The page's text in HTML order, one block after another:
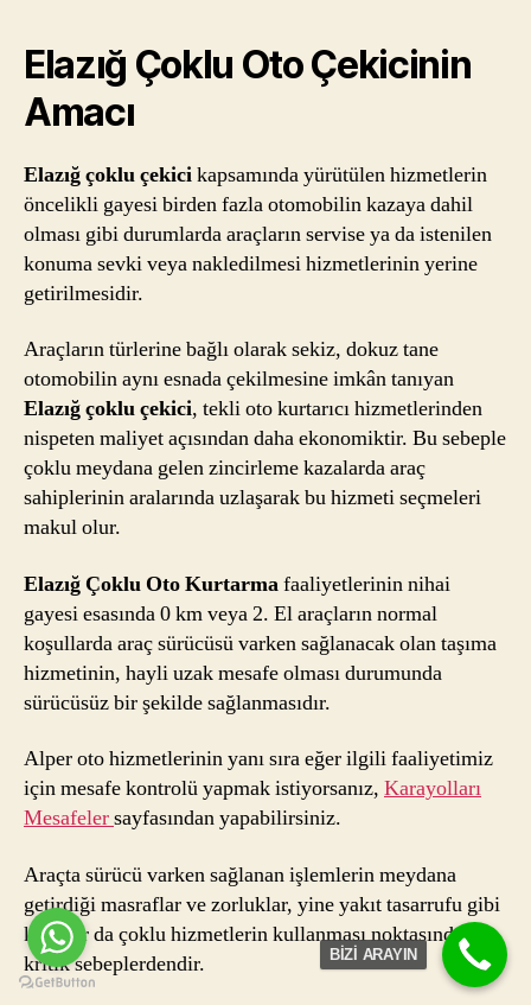
Elazığ Çoklu Oto Çekicinin
Amacı
Elazığ çoklu çekicikapsamında yürütülen hizmetlerin
öncelikli gayesi birden fazla otomobilin kazaya dahil
olması gibi durumlarda araçların servise ya da istenilen
konuma sevki veya nakledilmesi hizmetlerinin yerine
getirilmesidir.
Araçların türlerine bağlı olarak sekiz, dokuz tane
otomobilin aynı esnada çekilmesine imkân tanıyan
Elazığ çoklu çekici, tekli oto kurtarıcı hizmetlerinden
nispeten maliyet açısından daha ekonomiktir. Bu sebeple
çoklu meydana gelen zincirleme kazalarda araç
sahiplerinin aralarında uzlaşarak bu hizmeti seçmeleri
makul olur.
Elazığ Çoklu Oto Kurtarmafaaliyetlerinin nihai
gayesi esasında 0 km veya 2. El araçların normal
koşullarda araç sürücüsü varken sağlanacak olan taşıma
hizmetinin, hayli uzak mesafe olması durumunda
sürücüsüz bir şekilde sağlanmasıdır.
Alper oto hizmetlerinin yanı sıra eğer ilgili faaliyetimiz
için mesafe kontrolü yapmak istiyorsanız, Karayolları
Mesafelersayfasından yapabilirsiniz.
Araçta sürücü varken sağlanan işlemlerin meydana
getirdiği masraflar ve zorluklar, yine yakıt tasarrufu gibi
konular da çoklu hizmetlerin kullanması noktasında
kritik sebeplerdendir.
BİZİ ARAYIN